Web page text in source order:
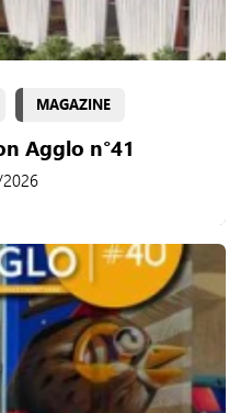
MAGAZINE
Agglo n°41